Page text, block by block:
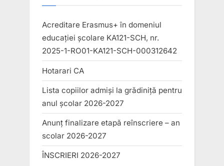
Acreditare Erasmus+ în domeniul
educației școlare KA121-SCH, nr.
2025-1-RO01-KA121-SCH-000312642
Hotarari CA
Lista copiilor admiși la grădiniță pentru
anul școlar 2026-2027
Anunț finalizare etapă reînscriere – an
scolar 2026-2027
ÎNSCRIERI 2026-2027